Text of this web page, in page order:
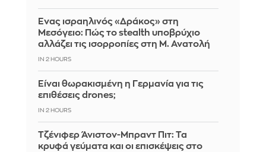
Ένας ισραηλινός «Δράκος» στη
Μεσόγειο: Πώς το stealth υποβρύχιο
αλλάζει τις ισορροπίες στη Μ. Ανατολή
IN 2 HOURS
Είναι θωρακισμένη η Γερμανία για τις
επιθέσεις drones;
IN 2 HOURS
Τζένιφερ Άνιστον-Μπραντ Πιτ: Τα
κρυφά γεύματα και οι επισκέψεις στο